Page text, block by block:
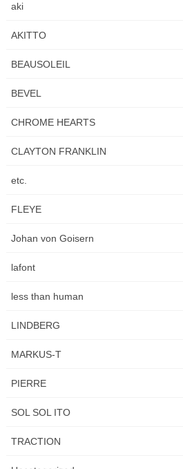
aki
AKITTO
BEAUSOLEIL
BEVEL
CHROME HEARTS
CLAYTON FRANKLIN
etc.
FLEYE
Johan von Goisern
lafont
less than human
LINDBERG
MARKUS-T
PIERRE
SOL SOL ITO
TRACTION